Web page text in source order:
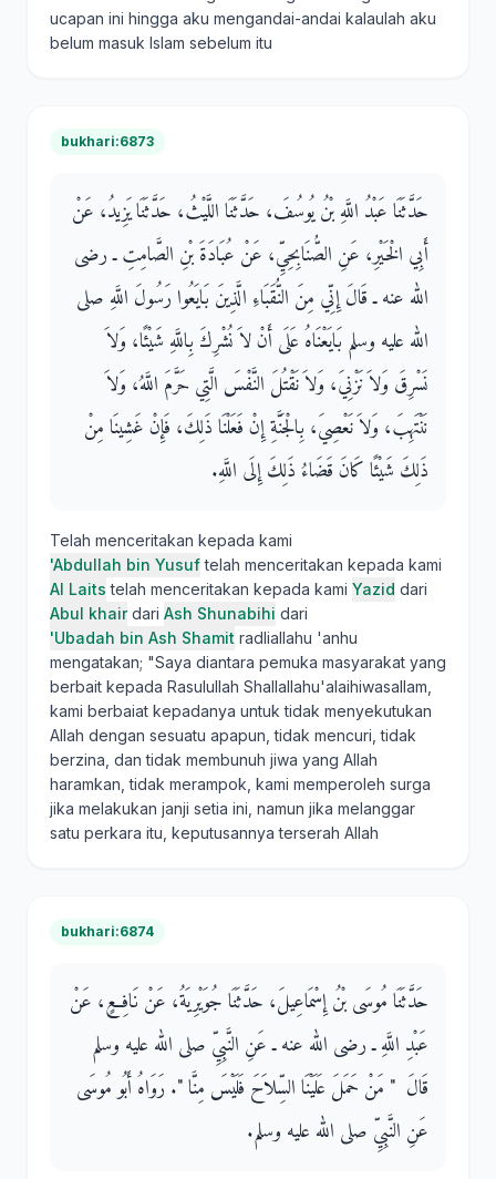
ucapan ini hingga aku mengandai-andai kalaulah aku
belum masuk Islam sebelum itu
bukhari:6873
حَدَّثَنَا عَبْدُ اللَّهِ بْنُ يُوسُفَ، حَدَّثَنَا اللَّيْثُ، حَدَّثَنَا يَزِيدُ، عَنْ
أَبِي الْخَيْرِ، عَنِ الصُّنَابِحِيِّ، عَنْ عُبَادَةَ بْنِ الصَّامِتِ ـ رضى
الله عنه ـ قَالَ إِنِّي مِنَ النُّقَبَاءِ الَّذِينَ بَايَعُوا رَسُولَ اللَّهِ صلى
الله عليه وسلم بَايَعْنَاهُ عَلَى أَنْ لاَ نُشْرِكَ بِاللَّهِ شَيْئًا، وَلاَ
نَسْرِقَ وَلاَ نَزْنِيَ، وَلاَ نَقْتُلَ النَّفْسَ الَّتِي حَرَّمَ اللَّهُ، وَلاَ
نَنْتَهِبَ، وَلاَ نَعْصِيَ، بِالْجَنَّةِ إِنْ فَعَلْنَا ذَلِكَ، فَإِنْ غَشِينَا مِنْ
ذَلِكَ شَيْئًا كَانَ قَضَاءُ ذَلِكَ إِلَى اللَّهِ‏.‏
Telah menceritakan kepada kami
'Abdullah bin Yusuftelah menceritakan kepada kami
Al Laits telah menceritakan kepada kami Yazid dari
Abul khairdari Ash Shunabihi dari
'Ubadah bin Ash Shamit radliallahu 'anhu
mengatakan; "Saya diantara pemuka masyarakat yang
berbait kepada Rasulullah Shallallahu'alaihiwasallam,
kami berbaiat kepadanya untuk tidak menyekutukan
Allah dengan sesuatu apapun, tidak mencuri, tidak
berzina, dan tidak membunuh jiwa yang Allah
haramkan, tidak merampok, kami memperoleh surga
jika melakukan janji setia ini, namun jika melanggar
satu perkara itu, keputusannya terserah Allah
bukhari:6874
حَدَّثَنَا مُوسَى بْنُ إِسْمَاعِيلَ، حَدَّثَنَا جُوَيْرِيَةُ، عَنْ نَافِعٍ، عَنْ
عَبْدِ اللَّهِ ـ رضى الله عنه ـ عَنِ النَّبِيِّ صلى الله عليه وسلم
قَالَ ‏ "‏ مَنْ حَمَلَ عَلَيْنَا السِّلاَحَ فَلَيْسَ مِنَّا ‏"‏‏.‏ رَوَاهُ أَبُو مُوسَى
عَنِ النَّبِيِّ صلى الله عليه وسلم‏.‏